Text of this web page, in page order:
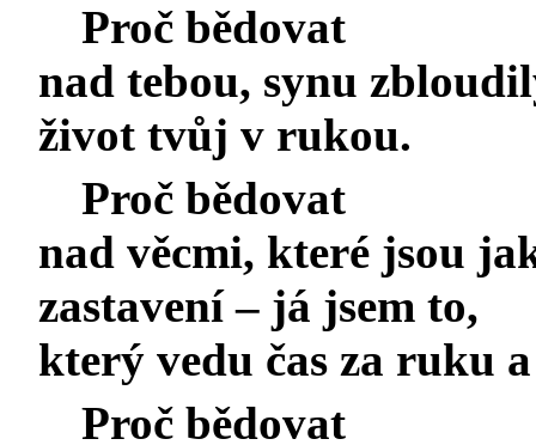
Proč bědovat
nad tebou, synu
život tvůj v rukou.
Proč bědovat
nad věcmi, které jsou
zastavení – já jsem to,
který vedu čas za ruku
Proč bědovat